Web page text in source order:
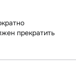
прекратить